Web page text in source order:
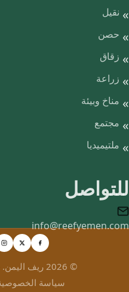
نقيل
حصن
زقاق
زراعة
مناخ وبيئة
مجتمع
ملتيميديا
للتواصل
info@reefyemen.com
© 2026 ريف اليمن. جميع الحقوق محفوظة.
سياسة